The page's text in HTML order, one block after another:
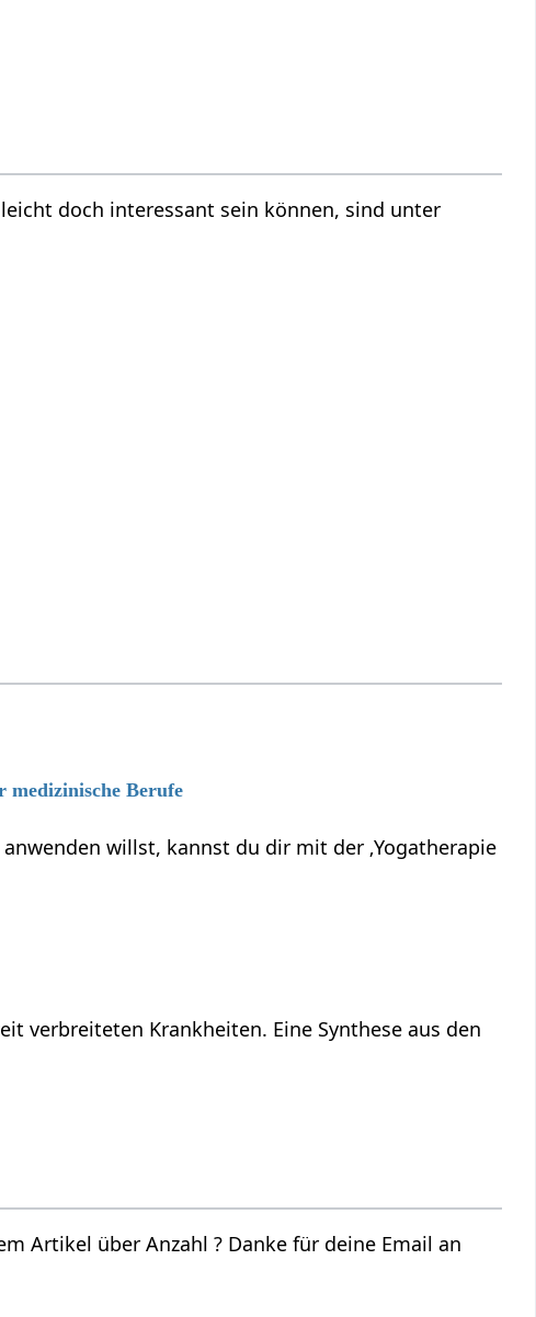
medizinische Berufe
willst, kannst du dir mit der ‚Yogatherapie
verbreiteten Krankheiten. Eine Synthese aus den
? Danke für deine Email an